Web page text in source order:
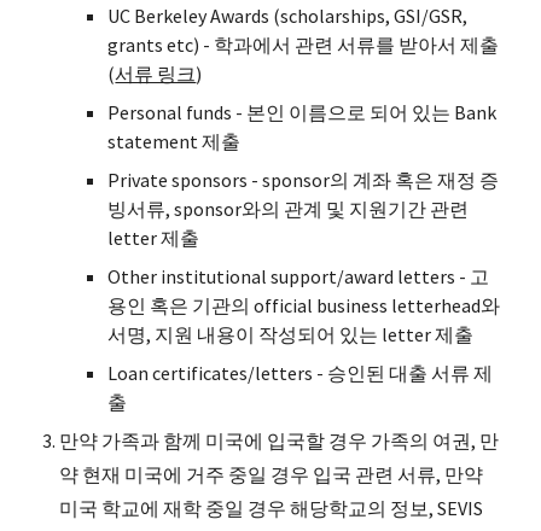
UC Berkeley Awards (scholarships, GSI/GSR,
grants etc) - 학과에서 관련 서류를 받아서 제출
(서류 링크)
Personal funds - 본인 이름으로 되어 있는 Bank
statement 제출
Private sponsors - sponsor의 계좌 혹은 재정 증
빙서류, sponsor와의 관계 및 지원기간 관련
letter 제출
Other institutional support/award letters - 고
용인 혹은 기관의official business letterhead와
서명, 지원 내용이 작성되어 있는 letter 제출
Loan certificates/letters - 승인된 대출 서류 제
출
만약 가족과 함께 미국에 입국할 경우 가족의 여권, 만
약 현재 미국에 거주 중일 경우 입국 관련 서류, 만약
미국 학교에 재학 중일 경우 해당학교의 정보, SEVIS